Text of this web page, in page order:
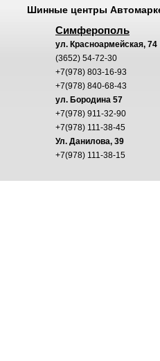
Шинные центры
Симферополь
ул. Красноармейская, 74
(3652) 54-72-30
+7(978) 803-16-93
+7(978) 840-68-43
ул. Бородина 57
+7(978) 911-32-90
+7(978) 111-38-45
Ул. Данилова, 39
+7(978) 111-38-15